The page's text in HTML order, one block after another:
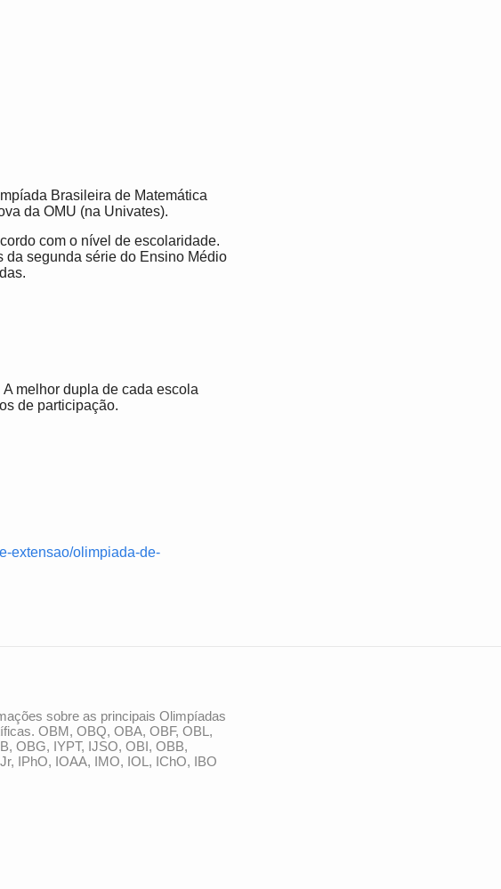
Brasileira de Matemática
da OMU (na Univates).
com o nível de escolaridade.
da segunda série do Ensino Médio
melhor dupla de cada escola
de participação.
extensao/olimpiada-de-
sobre as principais Olimpíadas
OBM, OBQ, OBA, OBF, OBL,
OBG, IYPT, IJSO, OBI, OBB,
IPhO, IOAA, IMO, IOL, IChO, IBO